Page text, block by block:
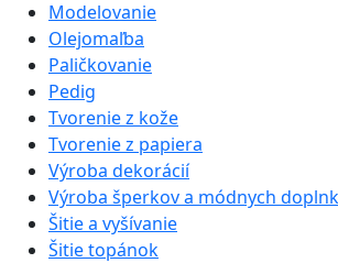
Modelovanie
Olejomaľba
Paličkovanie
Pedig
Tvorenie z kože
Tvorenie z papiera
Výroba dekorácií
Výroba šperkov a módnych
Šitie a vyšívanie
Šitie topánok